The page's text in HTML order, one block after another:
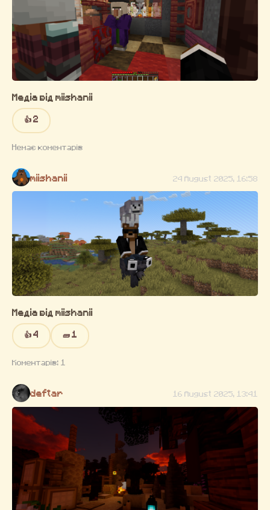
Медіа від miishanii
👍 2
Немає коментарів
miishanii 24 August 2025, 16:58
Медіа від miishanii
👍 4 🧱 1
Коментарів: 1
deftar 16 August 2025, 13:41